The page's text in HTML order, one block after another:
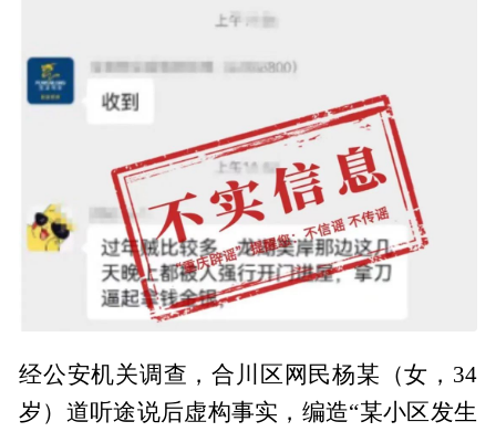
经公安机关调查，合川区网民杨某（女，34
岁）道听途说后虚构事实，编造“某小区发生